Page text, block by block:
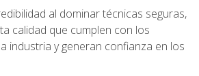
al dominar técnicas seguras,
calidad que cumplen con los
industria y generan confianza en los